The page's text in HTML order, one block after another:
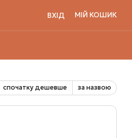
ВХІД МІЙ КОШИК
спочатку дешевше за назвою